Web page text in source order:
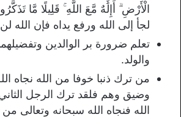
الْأَرْضِ ۗ أَإِلَٰهٌ مَّعَ اللَّهِ ۚ قَلِيلًا مَّا
لجأ إلى الله ورفع يداه فإن الله
تعلم ضرورة بر الوالدين
والولد.
من ترك ذنبا خوفا من الله نجاه
وضيق وهم فلقد ترك الرجل
الله فنجاه الله سبحانه وتعالى